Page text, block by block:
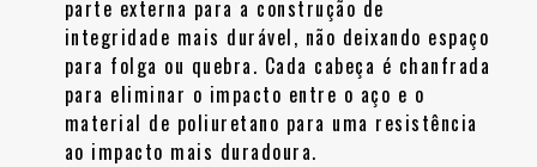
parte externa para a construção de
integridade mais durável, não deixando espaço
para folga ou quebra. Cada cabeça é chanfrada
para eliminar o impacto entre o aço e o
material de poliuretano para uma resistência
ao impacto mais duradoura.